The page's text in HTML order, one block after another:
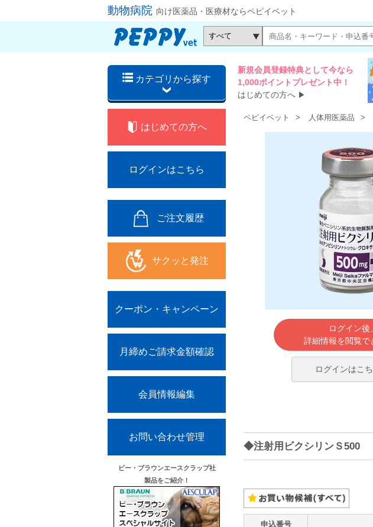
動物病院 向け医薬品・医療材ならペピイベット
カテゴリから探す
新規会員登録特典として今なら
1,000ポイントプレゼント中！
はじめての方へ ▶
はじめての方へ
ログインはこちら
ご注文履歴
サクッと発注
クーポン・キャンペーン
月締めご請求金額確認
会員情報編集
お問い合わせ管理
ビー・ブラウンエースクラップ社
製品をご紹介！
ペピイベット 人体用医薬品
ログイン後、
詳細情報を閲覧
ログインはこ
◆注射用ビクシリンＳ500
申込番号